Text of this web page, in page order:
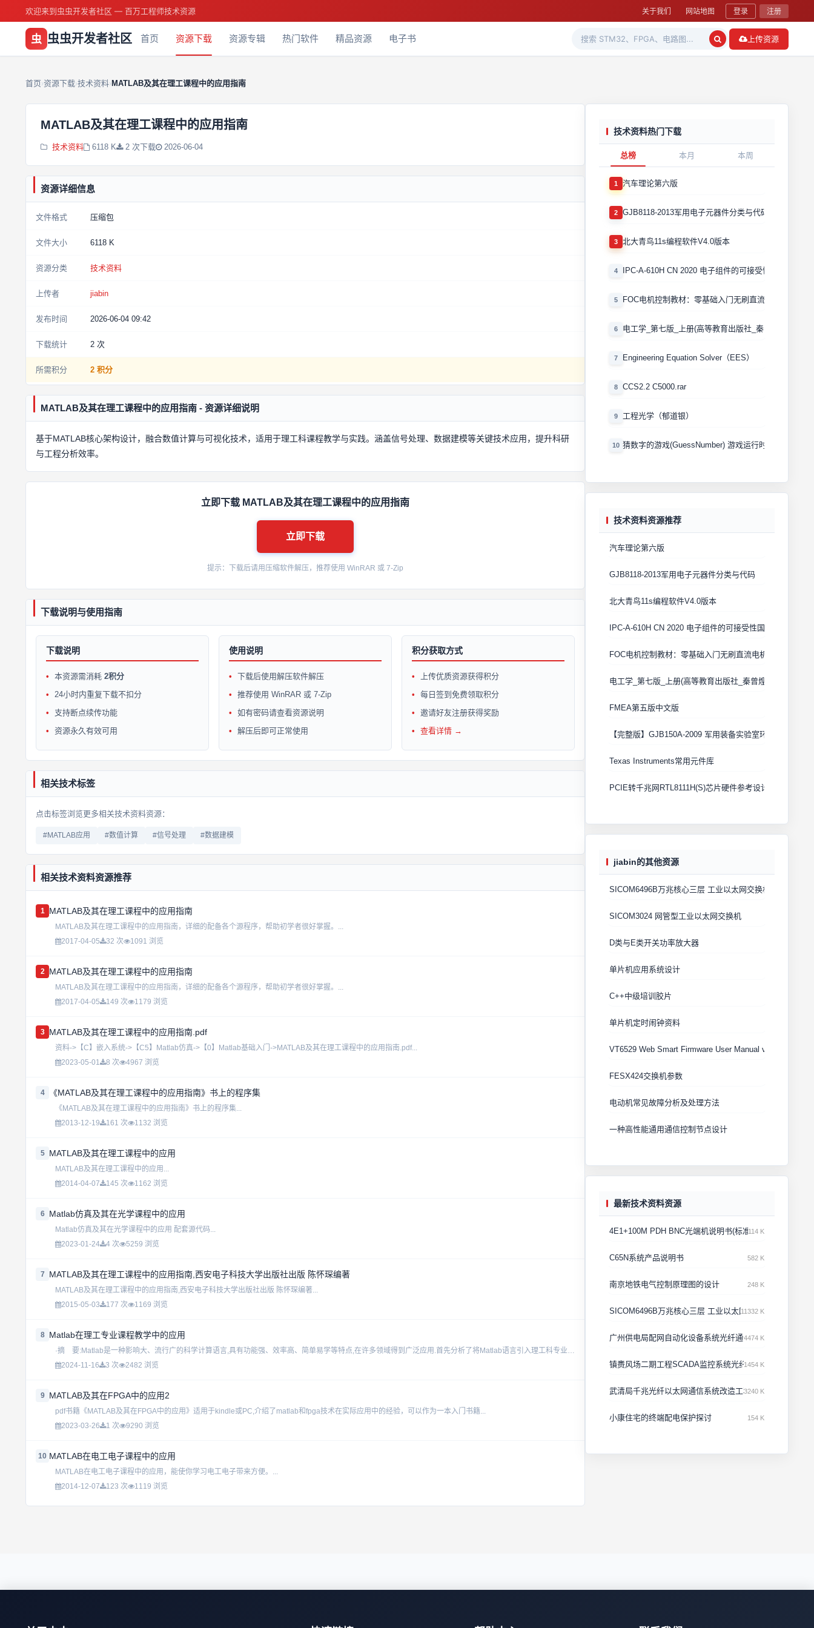
欢迎来到虫虫开发者社区 — 百万工程师技术资源 关于我们 网站地图 登录 注册
虫 虫虫开发者社区 首页 资源下载 资源专辑 热门软件 精品资源 电子书 上传资源
首页›资源下载›技术资料› MATLAB及其在理工课程中的应用指南
MATLAB及其在理工课程中的应用指南
技术资料 6118 K 2 次下载 2026-06-04
资源详细信息
文件格式 压缩包
文件大小 6118 K
资源分类 技术资料
上传者 jiabin
发布时间 2026-06-04 09:42
下载统计 2 次
所需积分 2 积分
MATLAB及其在理工课程中的应用指南 - 资源详细说明
基于MATLAB核心架构设计，融合数值计算与可视化技术，适用于理工科课程教学与实践。涵盖信号处理、数据建模等关键技术应用，提升科研
与工程分析效率。
立即下载 MATLAB及其在理工课程中的应用指南
立即下载
提示：下载后请用压缩软件解压，推荐使用 WinRAR 或 7-Zip
下载说明与使用指南
下载说明
本资源需消耗 2积分
24小时内重复下载不扣分
支持断点续传功能
资源永久有效可用
使用说明
下载后使用解压软件解压
推荐使用 WinRAR 或 7-Zip
如有密码请查看资源说明
解压后即可正常使用
积分获取方式
上传优质资源获得积分
每日签到免费领取积分
邀请好友注册获得奖励
查看详情 →
相关技术标签
点击标签浏览更多相关技术资料资源：
#MATLAB应用 #数值计算 #信号处理 #数据建模
相关技术资料资源推荐
1 MATLAB及其在理工课程中的应用指南
MATLAB及其在理工课程中的应用指南，详细的配备各个源程序，帮助初学者很好掌握。...
2017-04-05
32 次 1091 浏览
2 MATLAB及其在理工课程中的应用指南
MATLAB及其在理工课程中的应用指南，详细的配备各个源程序，帮助初学者很好掌握。...
2017-04-05
149 次 1179 浏览
3 MATLAB及其在理工课程中的应用指南.pdf
资料->【C】嵌入系统->【C5】Matlab仿真->【0】Matlab基础入门->MATLAB及其在理工课程中的应用指南.pdf...
2023-05-01
8 次 4967 浏览
4 《MATLAB及其在理工课程中的应用指南》书上的程序集
《MATLAB及其在理工课程中的应用指南》书上的程序集...
2013-12-19
161 次 1132 浏览
5 MATLAB及其在理工课程中的应用
MATLAB及其在理工课程中的应用...
2014-04-07
145 次 1162 浏览
6 Matlab仿真及其在光学课程中的应用
Matlab仿真及其在光学课程中的应用 配套源代码...
2023-01-24
4 次 5259 浏览
7 MATLAB及其在理工课程中的应用指南,西安电子科技大学出版社出版 陈怀琛编著
MATLAB及其在理工课程中的应用指南,西安电子科技大学出版社出版 陈怀琛编著...
2015-05-03
177 次 1169 浏览
8 Matlab在理工专业课程教学中的应用
·摘 要:Matlab是一种影响大、流行广的科学计算语言,具有功能强、效率高、简单易学等特点,在许多领域得到广泛应用.首先分析了将Matlab语言引入理工科专业课程教学的优点,并以汽车动力性计算示例验...
2024-11-16
3 次 2482 浏览
9 MATLAB及其在FPGA中的应用2
pdf书籍《MATLAB及其在FPGA中的应用》适用于kindle或PC,介绍了matlab和fpga技术在实际应用中的经验，可以作为一本入门书籍...
2023-03-26
1 次 9290 浏览
10 MATLAB在电工电子课程中的应用
MATLAB在电工电子课程中的应用，能使你学习电工电子带来方便。...
2014-12-07
123 次 1119 浏览
技术资料热门下载
总榜 本月 本周
1 汽车理论第六版
2 GJB8118-2013军用电子元器件分类与代码
3 北大青鸟11s编程软件V4.0版本
4 IPC-A-610H CN 2020 电子组件的可接受性国际验收标
5 FOC电机控制教材：零基础入门无刷直流电机矢量控
6 电工学_第七版_上册(高等教育出版社_秦曾煌版)
7 Engineering Equation Solver（EES）
8 CCS2.2 C5000.rar
9 工程光学（郁道银）
10 猜数字的游戏(GuessNumber) 游戏运行时产生一个0－
技术资料资源推荐
汽车理论第六版
GJB8118-2013军用电子元器件分类与代码
北大青鸟11s编程软件V4.0版本
IPC-A-610H CN 2020 电子组件的可接受性国际验收标准
FOC电机控制教材：零基础入门无刷直流电机矢量控制技
电工学_第七版_上册(高等教育出版社_秦曾煌版)
FMEA第五版中文版
【完整版】GJB150A-2009 军用装备实验室环境试验方法
Texas Instruments常用元件库
PCIE转千兆网RTL8111H(S)芯片硬件参考设计 Cadence原
jiabin的其他资源
SICOM6496B万兆核心三层 工业以太网交换机用户手册
SICOM3024 网管型工业以太网交换机
D类与E类开关功率放大器
单片机应用系统设计
C++中级培训胶片
单片机定时闹钟资料
VT6529 Web Smart Firmware User Manual v1.04
FESX424交换机参数
电动机常见故障分析及处理方法
一种高性能通用通信控制节点设计
最新技术资料资源
4E1+100M PDH BNC光端机说明书(标准机型)
114 K
C65N系统产品说明书 582 K
南京地铁电气控制原理图的设计 248 K
SICOM6496B万兆核心三层 工业以太网交换机用户手册
11332 K
广州供电局配网自动化设备系统光纤通信设备投标文件·技
4474 K
镇赉风场二期工程SCADA监控系统光纤环网
1454 K
武清局千兆光纤以太网通信系统改造工程 技 术 方 案
3240 K
小康住宅的终端配电保护探讨 154 K